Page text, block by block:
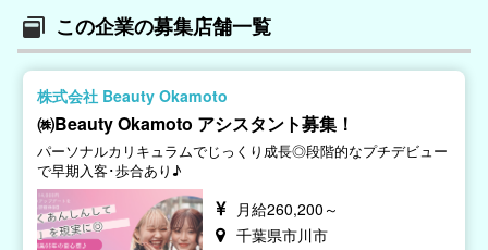
この企業の募集店舗一覧
株式会社 Beauty Okamoto
㈱Beauty Okamoto アシスタント募集！
パーソナルカリキュラムでじっくり成長◎段階的なプチデビュー
で早期入客･歩合あり♪
月給260,200～
千葉県市川市